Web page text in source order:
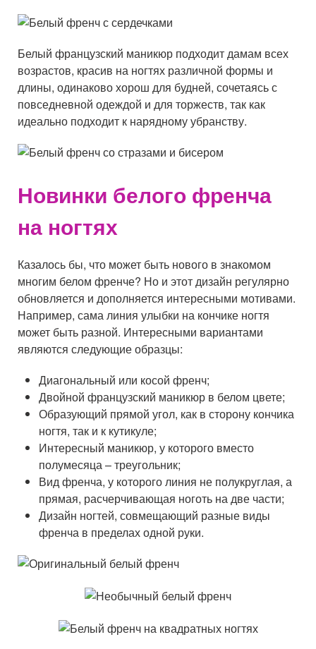
Белый французский маникюр подходит дамам всех
возрастов, красив на ногтях различной формы и
длины, одинаково хорош для будней, сочетаясь с
повседневной одеждой и для торжеств, так как
идеально подходит к нарядному убранству.
Новинки белого френча
на ногтях
Казалось бы, что может быть нового в знакомом
многим белом френче? Но и этот дизайн регулярно
обновляется и дополняется интересными мотивами.
Например, сама линия улыбки на кончике ногтя
может быть разной. Интересными вариантами
являются следующие образцы:
Диагональный или косой френч;
Двойной французский маникюр в белом цвете;
Образующий прямой угол, как в сторону кончика
ногтя, так и к кутикуле;
Интересный маникюр, у которого вместо
полумесяца – треугольник;
Вид френча, у которого линия не полукруглая, а
прямая, расчерчивающая ноготь на две части;
Дизайн ногтей, совмещающий разные виды
френча в пределах одной руки.